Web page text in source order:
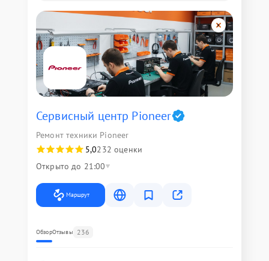
Сервисный центр Pioneer
Ремонт техники Pioneer
5,0232 оценки
Открыто до 21:00
Маршрут
ОбзорОтзывы 236